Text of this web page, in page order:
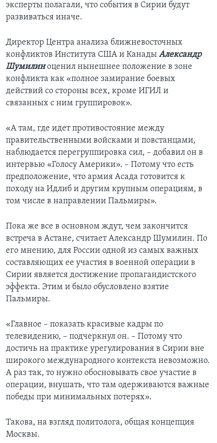
эксперты полагали, что события в Сирии будут
развиваться иначе.
Директор Центра анализа ближневосточных
конфликтов Института США и Канады Александр
Шумилиноценил нынешнее положение в зоне
конфликта как «полное замирание боевых
действий со стороны всех, кроме ИГИЛ и
связанных с ним группировок».
«А там, где идет противостояние между
правительственными войсками и повстанцами,
наблюдается перегруппировка сил, – добавил он в
интервью «Голосу Америки». – Потому что есть
предположение, что армия Асада готовится к
походу на Идлиб и другим крупным операциям, в
том числе в направлении Пальмиры».
Пока же все в основном ждут, чем закончится
встреча в Астане, считает Александр Шумилин. По
его мнению, для России одной из самых важных
составляющих ее участия в военной операции в
Сирии является достижение пропагандистского
эффекта. Этим и было обусловлено взятие
Пальмиры.
«Главное – показать красивые кадры по
телевидению, – подчеркнул он. – Потому что
достичь на практике урегулирования в Сирии вне
широкого международного контекста невозможно.
А раз так, то нужно обосновывать свое участие в
операции, внушать, что там одерживаются важные
победы при минимальных потерях».
Такова, на взгляд политолога, общая концепция
Москвы.